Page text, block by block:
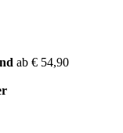
ab € 54,90